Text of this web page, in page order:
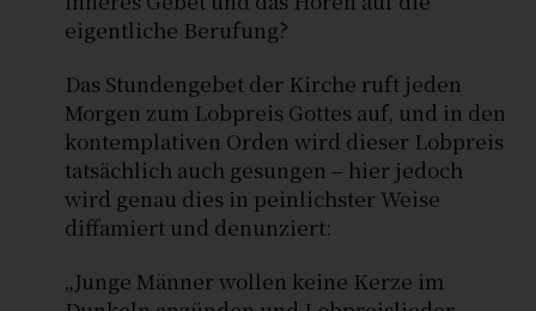
eigentliche Berufung?
Das Stundengebet der Kirche ruft jeden
Morgen zum Lobpreis Gottes auf, und in den
kontemplativen Orden wird dieser Lobpreis
tatsächlich auch gesungen – hier jedoch
wird genau dies in peinlichster Weise
diffamiert und denunziert:
„Junge Männer wollen keine Kerze im